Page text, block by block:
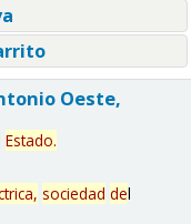
Oeste,
Estado.
sociedad del